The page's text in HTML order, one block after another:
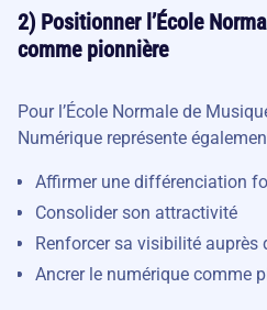
2) Positionner l’École
comme pionnière
Pour l’École Normale de
Numérique représente
Affirmer une différenciation
Consolider son attractivité
Renforcer sa visibilité auprès
Ancrer le numérique comme